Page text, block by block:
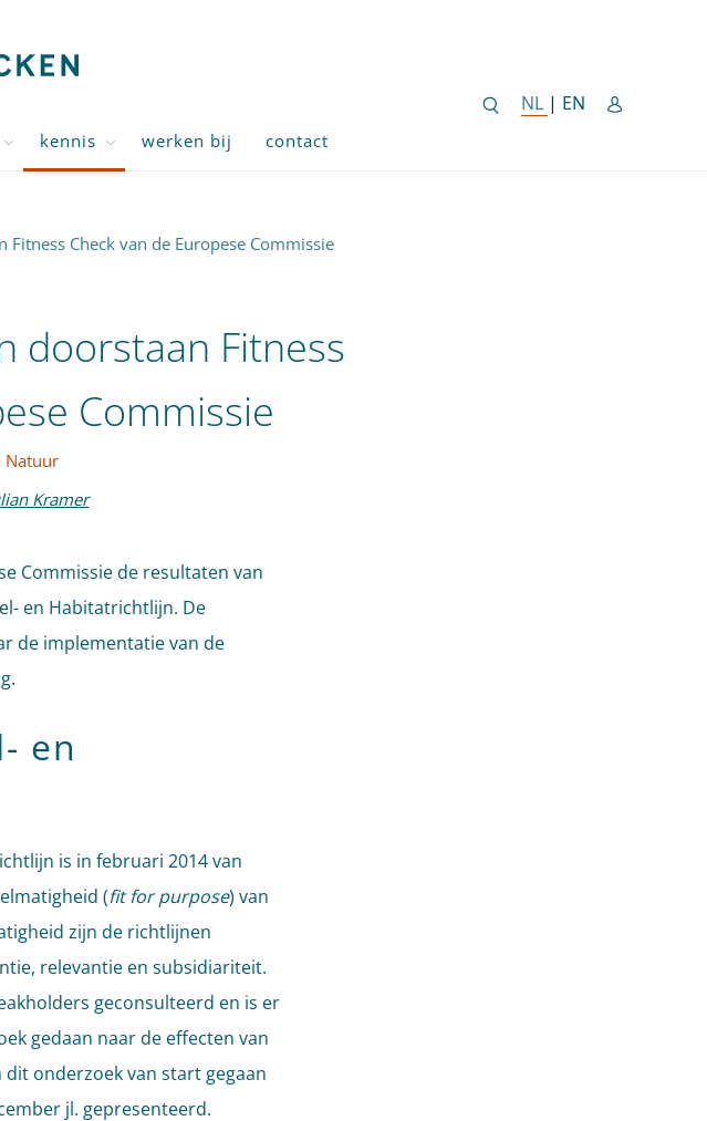
NL NEDERLANDSE
| EN ENGLISH
kennis werken bij contact
Check van de Europese Commissie
doorstaan Fitness
Commissie
Natuur
Kramer
Commissie de resultaten van
en Habitatrichtlijn. De
de implementatie van de
en
is in februari 2014 van
(fit for purpose) van
zijn de richtlijnen
relevantie en subsidiariteit.
geconsulteerd en is er
gedaan naar de effecten van
onderzoek van start gegaan
jl. gepresenteerd.